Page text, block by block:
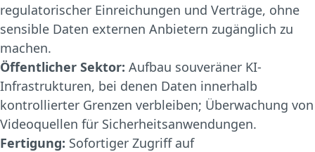
regulatorischer Einreichungen und Verträge, ohne
sensible Daten externen Anbietern zugänglich zu
machen.
Öffentlicher Sektor: Aufbau souveräner KI-
Infrastrukturen, bei denen Daten innerhalb
kontrollierter Grenzen verbleiben; Überwachung von
Videoquellen für Sicherheitsanwendungen.
Fertigung: Sofortiger Zugriff auf